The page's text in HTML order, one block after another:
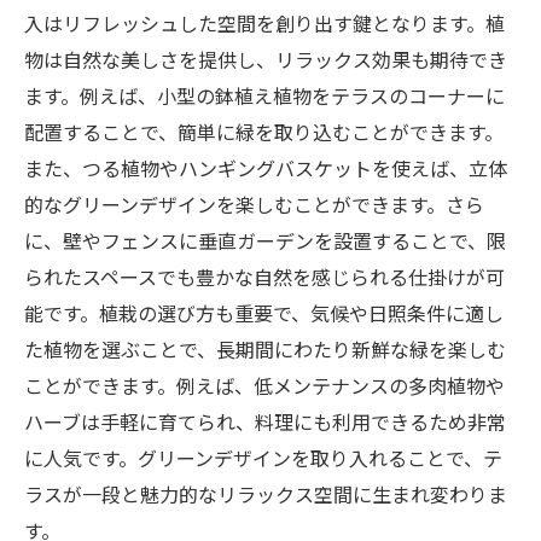
入はリフレッシュした空間を創り出す鍵となります。植
物は自然な美しさを提供し、リラックス効果も期待でき
ます。例えば、小型の鉢植え植物をテラスのコーナーに
配置することで、簡単に緑を取り込むことができます。
また、つる植物やハンギングバスケットを使えば、立体
的なグリーンデザインを楽しむことができます。さら
に、壁やフェンスに垂直ガーデンを設置することで、限
られたスペースでも豊かな自然を感じられる仕掛けが可
能です。植栽の選び方も重要で、気候や日照条件に適し
た植物を選ぶことで、長期間にわたり新鮮な緑を楽しむ
ことができます。例えば、低メンテナンスの多肉植物や
ハーブは手軽に育てられ、料理にも利用できるため非常
に人気です。グリーンデザインを取り入れることで、テ
ラスが一段と魅力的なリラックス空間に生まれ変わりま
す。